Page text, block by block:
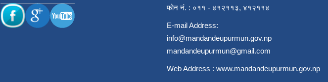
फोन नं. : ०११ - ४१२११३, ४१२११४
E-mail Address:
info@mandandeupurmun.gov.np
mandandeupurmun@gmail.com
Web Address : www.mandandeupurmun.gov.np